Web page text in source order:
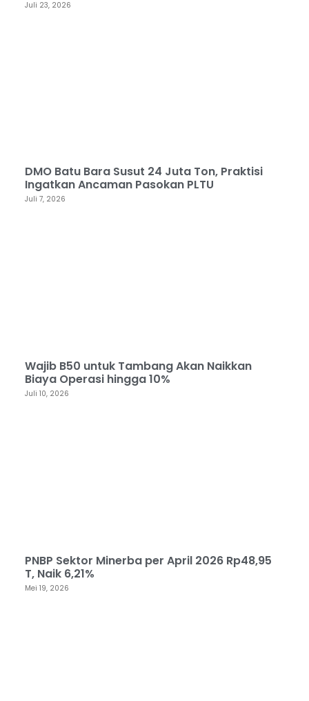
Juli 23, 2026
DMO Batu Bara Susut 24 Juta Ton, Praktisi
Ingatkan Ancaman Pasokan PLTU
Juli 7, 2026
Wajib B50 untuk Tambang Akan Naikkan
Biaya Operasi hingga 10%
Juli 10, 2026
PNBP Sektor Minerba per April 2026 Rp48,95
T, Naik 6,21%
Mei 19, 2026